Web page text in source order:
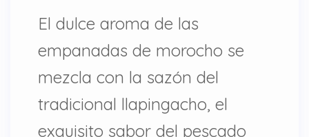
El dulce aroma de las
empanadas de morocho se
mezcla con la sazón del
tradicional llapingacho, el
exquisito sabor del pescado